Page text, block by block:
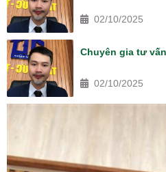
02/10/2025
Chuyên gia tư
02/10/2025